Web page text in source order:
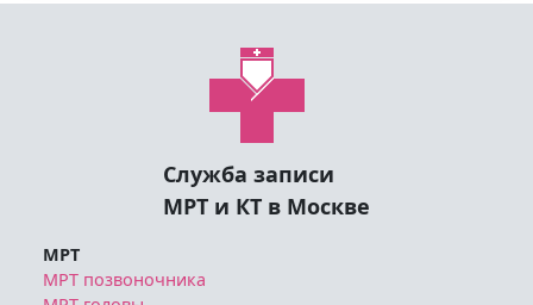
МРТ органов малого таза
МРТ мягких тканей
МРТ другое